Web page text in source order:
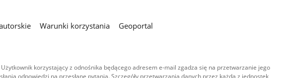
Warunki korzystania
Geoportal
korzystający z odnośnika będącego adresem e-mail zgadza się na przetwarzanie jego
odpowiedzi na przesłane pytania. Szczegóły przetwarzania danych przez każdą z jednostek